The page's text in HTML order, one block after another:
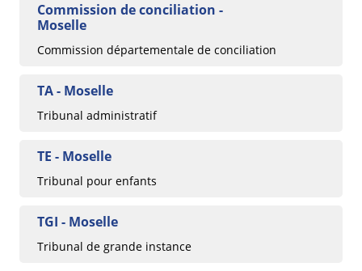
Commission de conciliation -
Moselle
Commission départementale de conciliation
TA - Moselle
Tribunal administratif
TE - Moselle
Tribunal pour enfants
TGI - Moselle
Tribunal de grande instance